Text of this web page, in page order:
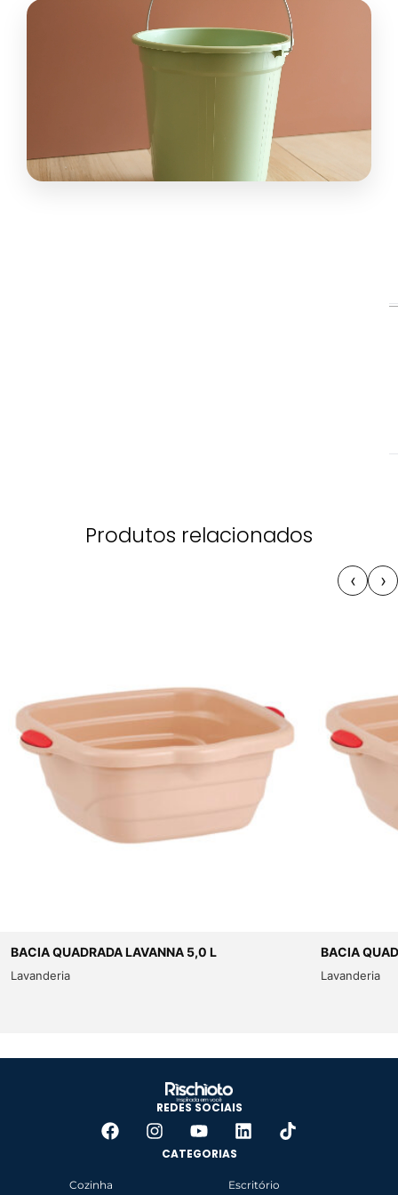
Produtos relacionados
‹ ›
BACIA QUADRADA LAVANNA 5,0 L
Lavanderia
BACIA
Lavanderia
REDES SOCIAIS
CATEGORIAS
Cozinha Escritório